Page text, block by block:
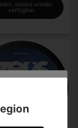
sobald wieder
verfügbar.
alt?
ändern.